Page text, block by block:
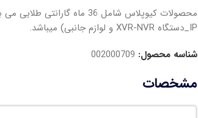
IP_دستگاه XVR-NVR و لوازم جانبی) میباشد.
شناسه محصول: 002000709
مشخصات